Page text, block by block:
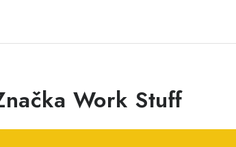
Work Stuff